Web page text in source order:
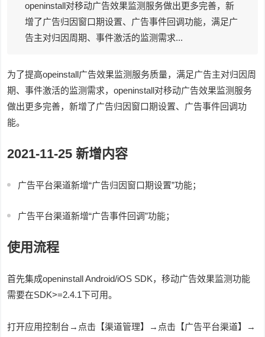
openinstall对移动广告效果监测服务做出更多完善，新
增了广告归因窗口期设置、广告事件回调功能，满足广
告主对归因周期、事件激活的监测需求...
为了提高opeinstall广告效果监测服务质量，满足广告主对归因周
期、事件激活的监测需求，openinstall对移动广告效果监测服务
做出更多完善，新增了广告归因窗口期设置、广告事件回调功
能。
2021-11-25 新增内容
广告平台渠道新增“广告归因窗口期设置”功能；
广告平台渠道新增“广告事件回调”功能；
使用流程
首先集成openinstall Android/iOS SDK，移动广告效果监测功能
需要在SDK>=2.4.1下可用。
打开应用控制台→点击【渠道管理】→点击【广告平台渠道】→